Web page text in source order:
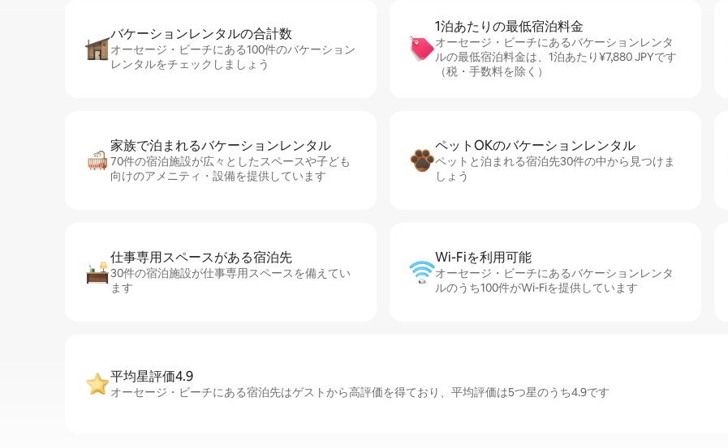
バケーションレ⁠ン⁠タ⁠ル⁠の合⁠計⁠数
オーセージ・ビーチにある100件のバケーション
レンタルをチェックしましょう
1泊あたりの最⁠低⁠宿⁠泊⁠料⁠金
オーセージ・ビーチにあるバケーションレンタ
ルの最低宿泊料金は、1泊あたり¥7,880 JPYです
（税・手数料を除く）
家族で泊まれるバ⁠ケ⁠ー⁠シ⁠ョ⁠ンレ⁠ン⁠タ⁠ル
70件の宿泊施設が広々としたスペースや子ども
向けのアメニティ・設備を提供しています
ペットOKのバ⁠ケ⁠ー⁠シ⁠ョ⁠ンレ⁠ン⁠タ⁠ル
ペットと泊まれる宿泊先30件の中から見つけま
しょう
仕事専用ス⁠ペ⁠ー⁠スがあ⁠る宿⁠泊⁠先
30件の宿泊施設が仕事専用スペースを備えてい
ます
Wi-Fiを利⁠用⁠可⁠能
オーセージ・ビーチにあるバケーションレンタ
ルのうち100件がWi-Fiを提供しています
平均星評価4.9
オーセージ・ビーチにある宿泊先はゲストから高評価を得ており、平均評価は5つ星のうち4.9です